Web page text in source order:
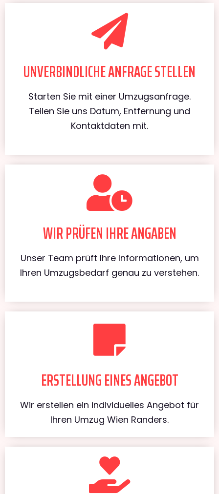
UNVERBINDLICHE ANFRAGE STELLEN
Starten Sie mit einer Umzugsanfrage.
Teilen Sie uns Datum, Entfernung und
Kontaktdaten mit.
WIR PRÜFEN IHRE ANGABEN
Unser Team prüft Ihre Informationen, um
Ihren Umzugsbedarf genau zu verstehen.
ERSTELLUNG EINES ANGEBOT
Wir erstellen ein individuelles Angebot für
Ihren Umzug Wien Randers.